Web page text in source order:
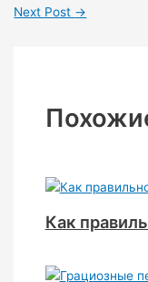
Next Post →
Как